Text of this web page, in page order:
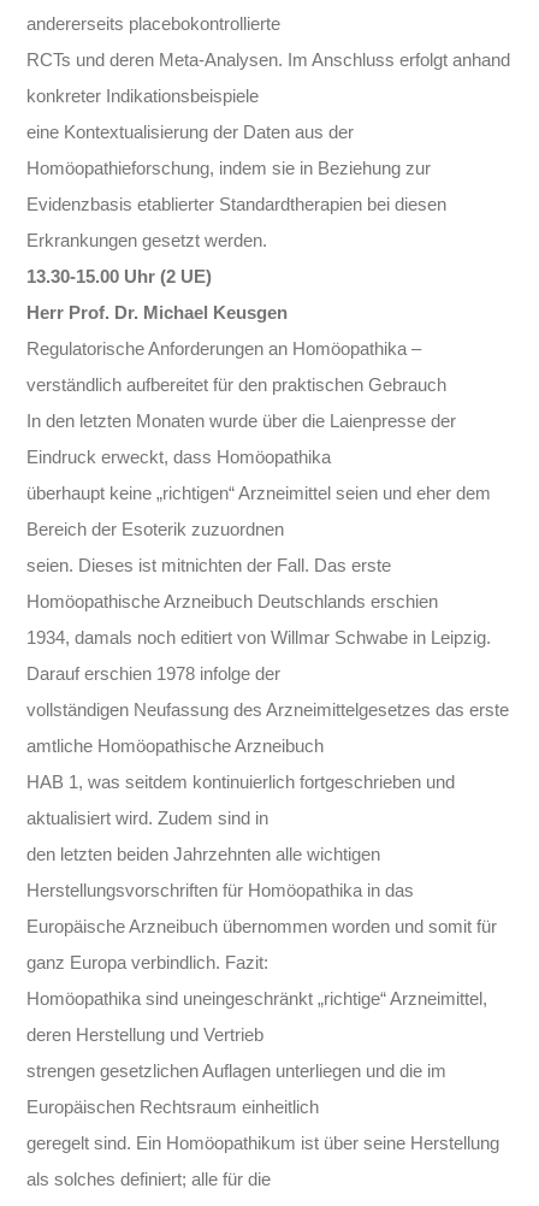
andererseits placebokontrollierte
RCTs und deren Meta-Analysen. Im Anschluss erfolgt anhand
konkreter Indikationsbeispiele
eine Kontextualisierung der Daten aus der
Homöopathieforschung, indem sie in Beziehung zur
Evidenzbasis etablierter Standardtherapien bei diesen
Erkrankungen gesetzt werden.
13.30-15.00 Uhr (2 UE)
Herr Prof. Dr. Michael Keusgen
Regulatorische Anforderungen an Homöopathika –
verständlich aufbereitet für den praktischen Gebrauch
In den letzten Monaten wurde über die Laienpresse der
Eindruck erweckt, dass Homöopathika
überhaupt keine „richtigen“ Arzneimittel seien und eher dem
Bereich der Esoterik zuzuordnen
seien. Dieses ist mitnichten der Fall. Das erste
Homöopathische Arzneibuch Deutschlands erschien
1934, damals noch editiert von Willmar Schwabe in Leipzig.
Darauf erschien 1978 infolge der
vollständigen Neufassung des Arzneimittelgesetzes das erste
amtliche Homöopathische Arzneibuch
HAB 1, was seitdem kontinuierlich fortgeschrieben und
aktualisiert wird. Zudem sind in
den letzten beiden Jahrzehnten alle wichtigen
Herstellungsvorschriften für Homöopathika in das
Europäische Arzneibuch übernommen worden und somit für
ganz Europa verbindlich. Fazit:
Homöopathika sind uneingeschränkt „richtige“ Arzneimittel,
deren Herstellung und Vertrieb
strengen gesetzlichen Auflagen unterliegen und die im
Europäischen Rechtsraum einheitlich
geregelt sind. Ein Homöopathikum ist über seine Herstellung
als solches definiert; alle für die